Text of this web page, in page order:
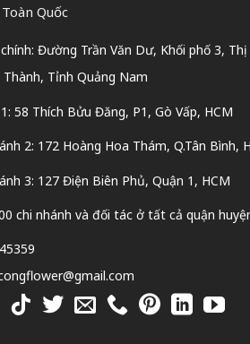
Quốc
Đường Trần Văn Dư, Khối phố 3,
Thành, Tỉnh Quảng Nam
58 Thích Bửu Đăng, P1, Gò Vấp, HCM
2: 172 Hoàng Hoa Thám, Q.Tân Bình,
3: 127 Điện Biên Phủ, Quận 1, HCM
chi nhánh và đối tác ở tất cả quận